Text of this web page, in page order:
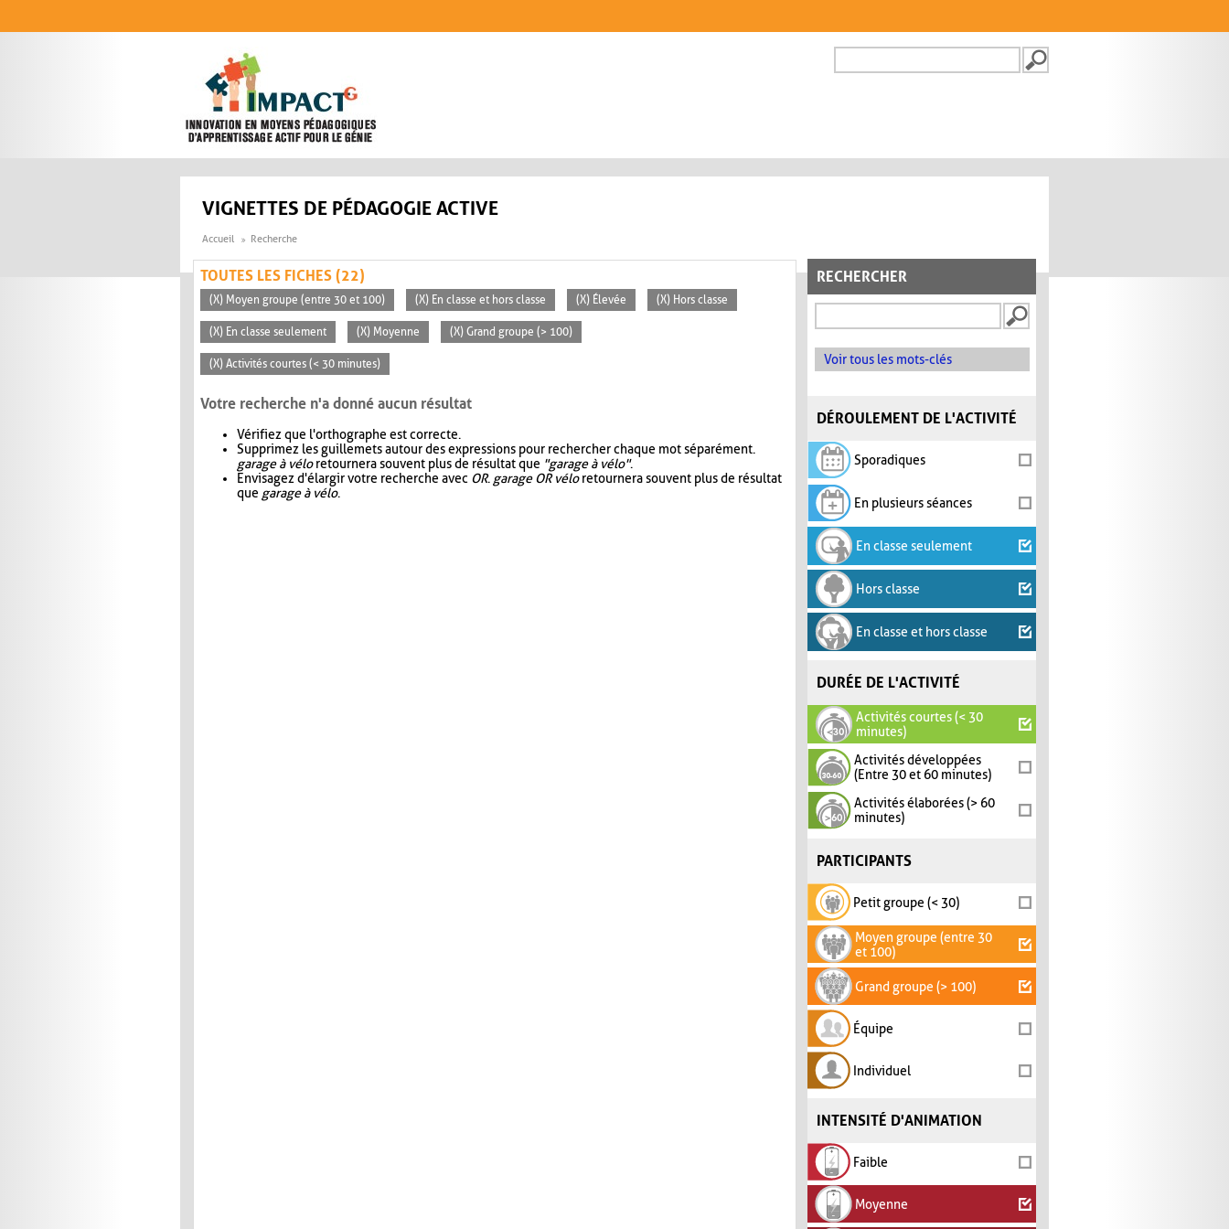
FORMULAIRE DE
VIGNETTES DE PÉDAGOGIE ACTIVE
Accueil Recherche
RECHERCHER
Voir tous les mots-clés
DÉROULEMENT DE L'ACTIVITÉ
Sporadiques
En plusieurs séances
En classe seulement
Hors classe
En classe et hors classe
DURÉE DE L'ACTIVITÉ
Activités courtes (< 30
minutes)
Activités développées
(Entre 30 et 60 minutes)
Activités élaborées (> 60
minutes)
PARTICIPANTS
Petit groupe (< 30)
Moyen groupe (entre 30
et 100)
Grand groupe (> 100)
Équipe
Individuel
INTENSITÉ D'ANIMATION
Faible
Moyenne
TOUTES LES FICHES (22)
(X) Moyen groupe (entre 30 et 100) (X) En classe et hors classe (X) Élevée (X) Hors classe
(X) En classe seulement (X) Moyenne (X) Grand groupe (> 100)
(X) Activités courtes (< 30 minutes)
Votre recherche n'a donné aucun résultat
Vérifiez que l'orthographe est correcte.
Supprimez les guillemets autour des expressions pour rechercher chaque mot séparément.
garage à véloretournera souvent plus de résultat que "garage à vélo".
Envisagez d'élargir votre recherche avec OR. garage OR véloretournera souvent plus de résultat
que garage à vélo.